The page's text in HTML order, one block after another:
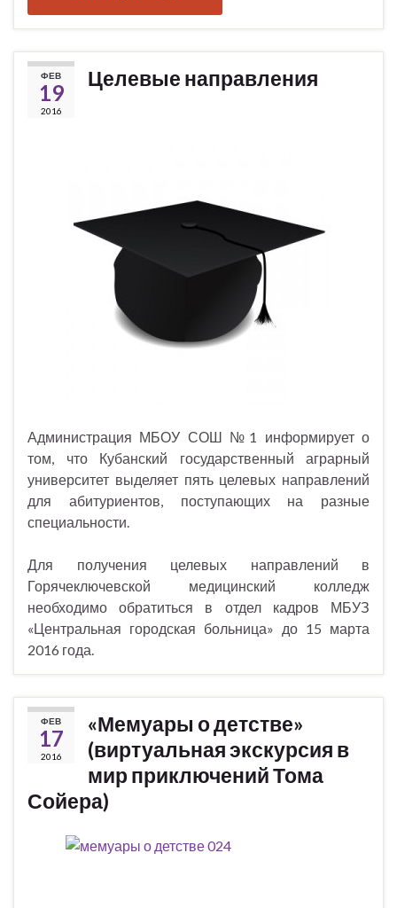
ФЕВ
19
2016
Целевые направления
Администрация МБОУ СОШ №1 информирует о
том, что Кубанский государственный аграрный
университет выделяет пять целевых направлений
для абитуриентов, поступающих на разные
специальности.
Для получения целевых направлений в
Горячеключевской медицинский колледж
необходимо обратиться в отдел кадров МБУЗ
«Центральная городская больница» до 15 марта
2016 года.
ФЕВ
17
2016
«Мемуары о детстве»
(виртуальная экскурсия в
мир приключений Тома
Сойера)